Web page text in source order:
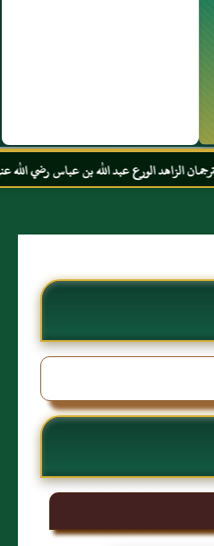
عبد الله بن عباس رضي الله عنهما